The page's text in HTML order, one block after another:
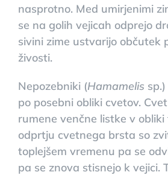
nasprotno. Med umirjenimi
se na golih vejicah odprejo
sivini zime ustvarijo občutek
živosti.
Nepozebniki (Hamamelis
po posebni obliki cvetov.
rumene venčne listke v obliki
odprtju cvetnega brsta so
toplejšem vremenu pa se
pa se znova stisnejo k vejici.